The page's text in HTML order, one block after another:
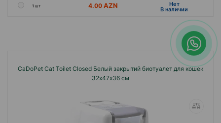
1 шт
4.00 Hет
B наличии
CaDoPet Cat Toilet Closed Белый закрытий биотуалет для кошек
32х47х36 см